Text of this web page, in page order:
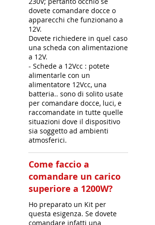
dovete comandare docce o
apparecchi che funzionano a
12V.
Dovete richiedere in quel caso
una scheda con alimentazione
a 12V.
- Schede a 12Vcc : potete
alimentarle con un
alimentatore 12Vcc, una
batteria.. sono di solito usate
per comandare docce, luci, e
raccomandate in tutte quelle
situazioni dove il dispositivo
sia soggetto ad ambienti
atmosferici.
Come faccio a
comandare un carico
superiore a 1200W?
Ho preparato un Kit per
questa esigenza. Se dovete
comandare infatti una